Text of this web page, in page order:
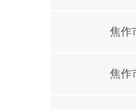
焦作
焦作